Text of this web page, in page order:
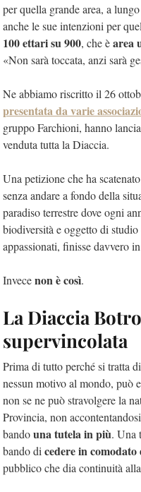
per quella grande area, a
anche le sue intenzioni per
100 ettari su 900, che èarea
«Non sarà toccata, anzi sarà
Ne abbiamo riscritto il 26
presentata da varie
gruppo Farchioni, hanno
venduta tutta la Diaccia.
Una petizione che ha
senza andare a fondo della
paradiso terrestre dove ogni
biodiversità e oggetto di
appassionati, finisse davvero
Invecenon è così.
La Diaccia
supervincolata
Prima di tutto perché si tratta
nessun motivo al mondo, può
non se ne può stravolgere la
Provincia, non
bandouna tutela in più. Una
bando di cedere in
pubblico che dia continuità